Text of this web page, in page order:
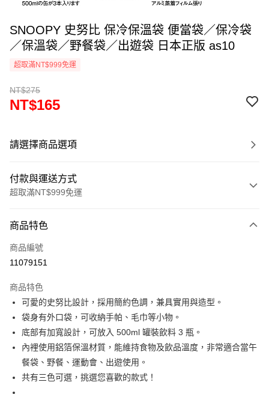
SNOOPY 史努比 保冷保溫袋 便當袋／保冷袋
／保溫袋／野餐袋／出遊袋 日本正版 as10
超取滿NT$999免運
NT$275
NT$165
請選擇商品選項
付款與運送方式
超取滿NT$999免運
信用卡一次付款
信用卡分期付款
合作金庫商業銀行
華南商業銀行
彰化商業銀行
上海商業儲蓄銀行
台北富邦商業銀行
國泰世華商業銀行
兆豐國際商業銀行
臺灣中小企業銀行
台中商業銀行
匯豐（台灣）商業銀行
聯邦商業銀行
元大商業銀行
永豐商業銀行
超商取貨付款
LINE Pay
Apple Pay
街口支付
商品特色
商品編號
11079151
商品特色
可愛的史努比設計，採用簡約色調，兼具實用與造型。
袋身有外口袋，可收納手帕、毛巾等小物。
底部有加寬設計，可放入 500ml 罐裝飲料 3 瓶。
內裡使用鋁箔保溫材質，能維持食物及飲品溫度，非常適合當午
餐袋、野餐、運動會、出遊使用。
共有三色可選，挑選您喜歡的款式！